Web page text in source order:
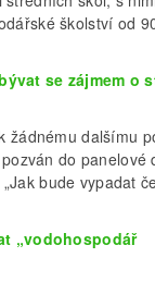
školství od
se zájmem o
žádnému dalšímu
do panelové
bude vypadat
„vodohospodář